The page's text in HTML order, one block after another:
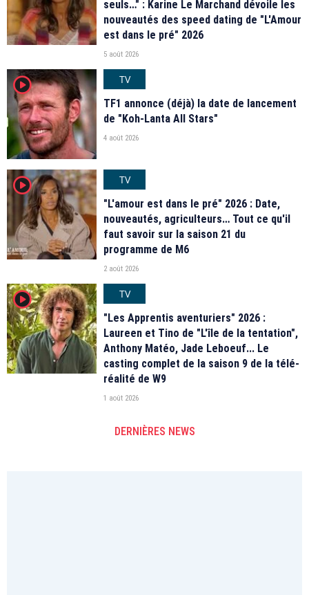
seuls…" : Karine Le Marchand dévoile les
nouveautés des speed dating de "L'Amour
est dans le pré" 2026
5 août 2026
player2
TV
TF1 annonce (déjà) la date de lancement
de "Koh-Lanta All Stars"
4 août 2026
player2
TV
"L'amour est dans le pré" 2026 : Date,
nouveautés, agriculteurs… Tout ce qu'il
faut savoir sur la saison 21 du
programme de M6
2 août 2026
player2
TV
"Les Apprentis aventuriers" 2026 :
Laureen et Tino de "L'île de la tentation",
Anthony Matéo, Jade Leboeuf... Le
casting complet de la saison 9 de la télé-
réalité de W9
1 août 2026
DERNIÈRES NEWS